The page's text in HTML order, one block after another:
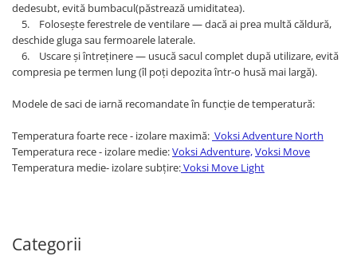
dedesubt, evită bumbacul(păstrează umiditatea).
5. Folosește ferestrele de ventilare — dacă ai prea multă căldură,
deschide gluga sau fermoarele laterale.
6. Uscare și întreținere — usucă sacul complet după utilizare, evită
compresia pe termen lung (îl poți depozita într-o husă mai largă).
Modele de saci de iarnă recomandate în funcție de temperatură:
Temperatura foarte rece - izolare maximă: Voksi Adventure North
Temperatura rece - izolare medie:Voksi Adventure,Voksi Move
Temperatura medie- izolare subțire:Voksi Move Light
Categorii